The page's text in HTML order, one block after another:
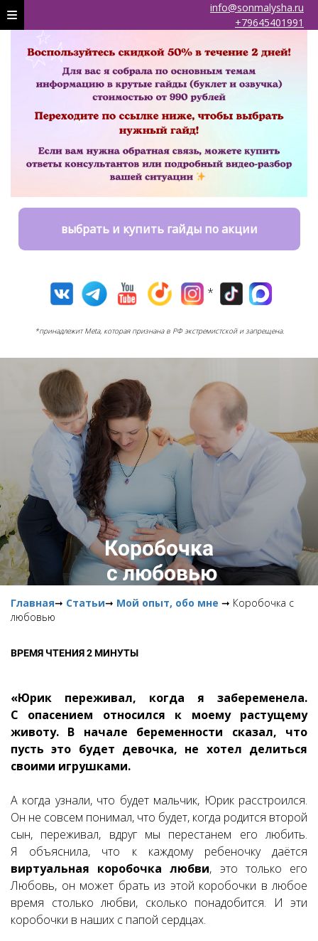
info@sonmalysha.ru
+79645401991
выбрать и купить гайды по акции
*
*принадлежит Meta, которая признана в РФ экстремистской и запрещена.
Коробочка
с любовью
Главная➞ Статьи➞ Мой опыт, обо мне ➞ Коробочка с
любовью
ВРЕМЯ ЧТЕНИЯ 2 МИНУТЫ
«Юрик переживал, когда я забеременела.
С опасением относился к моему растущему
животу. В начале беременности сказал, что
пусть это будет девочка, не хотел делиться
своими игрушками.
А когда узнали, что будет мальчик, Юрик расстроился.
Он не совсем понимал, что будет, когда родится второй
сын, переживал, вдруг мы перестанем его любить.
Я объяснила, что к каждому ребеночку даётся
виртуальная коробочка любви, это только его
Любовь, он может брать из этой коробочки в любое
время столько любви, сколько понадобится. И эти
коробочки в наших с папой сердцах.